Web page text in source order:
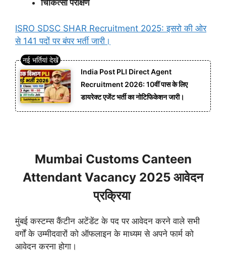
चिकित्सा परीक्षण
ISRO SDSC SHAR Recruitment 2025: इसरो की ओर
से 141 पदों पर बंपर भर्ती जारी।
India Post PLI Direct Agent
Recruitment 2026: 10वीं पास के लिए
डायरेक्ट एजेंट भर्ती का नोटिफिकेशन जारी।
Mumbai Customs Canteen
Attendant Vacancy 2025 आवेदन
प्रक्रिया
मुंबई कस्टम्स कैंटीन अटेंडेंट के पद पर आवेदन करने वाले सभी
वर्गों के उम्मीदवारों को ऑफलाइन के माध्यम से अपने फार्म को
आवेदन करना होगा।